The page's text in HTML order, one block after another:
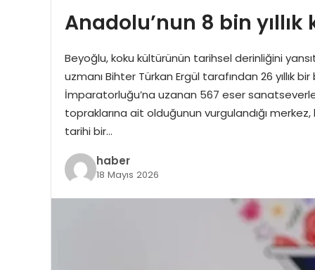
Anadolu’nun 8 bin
Beyoğlu, koku kültürünün tarihsel derinliğini
uzmanı Bihter Türkan Ergül tarafından 26 yıllık
İmparatorluğu’na uzanan 567 eser
topraklarına ait olduğunun vurgulandığı
tarihi bir…
haber
18 Mayıs 2026